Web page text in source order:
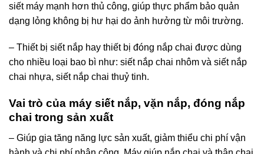
siết máy mạnh hơn thủ công, giúp thực phẩm bảo quản
dạng lỏng không bị hư hại do ảnh hưởng từ môi trường.
– Thiết bị siết nắp hay thiết bị đóng nắp chai được dùng
cho nhiều loại bao bì như: siết nắp chai nhôm và siết nắp
chai nhựa, siết nắp chai thuỷ tinh.
Vai trò của máy siết nắp, vặn nắp, đóng nắp
chai trong sản xuất
– Giúp gia tăng năng lực sản xuất, giảm thiểu chi phí vận